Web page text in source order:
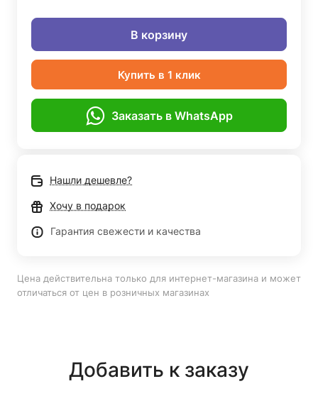
В корзину
Купить в 1 клик
Заказать в WhatsApp
Нашли дешевле?
Хочу в подарок
Гарантия свежести и качества
Цена действительна только для интернет-магазина и может
отличаться от цен в розничных магазинах
Добавить к заказу